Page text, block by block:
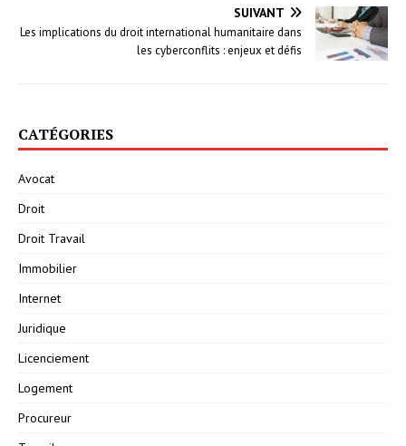
SUIVANT
Les implications du droit international humanitaire dans
les cyberconflits : enjeux et défis
CATÉGORIES
Avocat
Droit
Droit Travail
Immobilier
Internet
Juridique
Licenciement
Logement
Procureur